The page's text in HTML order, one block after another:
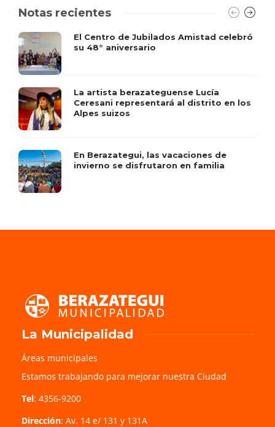
Notas recientes
El Centro de Jubilados Amistad celebró
su 48° aniversario
La artista berazateguense Lucía
Ceresani representará al distrito en los
Alpes suizos
En Berazategui, las vacaciones de
invierno se disfrutaron en familia
La Municipalidad
Áreas municipales
Estamos trabajando para mejorar nuestra Ciudad
Tel: 4356-9200
Dirección: Av. 14 e/ 131 y 131A